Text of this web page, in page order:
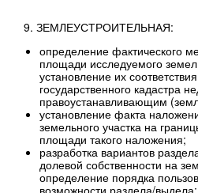
9. ЗЕМЛЕУСТРОИТЕЛЬНАЯ:
определение фактического
площади исследуемого
установление их
государственного кадастра
правоустанавливающим
установление факта
земельного участка на
площади такого наложения;
разработка вариантов
долевой собственности на
определение порядка